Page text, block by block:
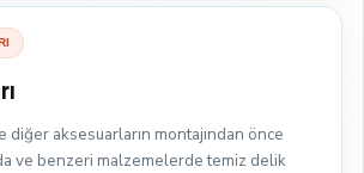
diğer aksesuarların montajından önce
ve benzeri malzemelerde temiz delik